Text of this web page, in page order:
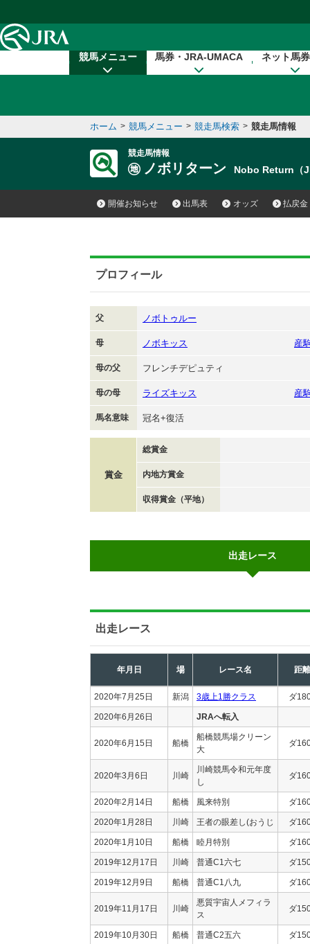
競馬メニュー 馬券・JRA-UMACA ネット馬
ホーム > 競馬メニュー > 競走馬検索 > 競走馬情報
競走馬情報
ノボリターン Nobo Return（
開催お知らせ 出馬表 オッズ 払戻金
プロフィール
父 ノボトゥルー
母 ノボキッス 産
母の父 フレンチデピュティ
母の母 ライズキッス 産
馬名意味 冠名+復活
賞金
総賞金
内地方賞金
収得賞金（平地）
出走レース
出走レース
年月日 場 レース名 距離
2020年7月25日 新潟 3歳上1勝クラス ダ
2020年6月26日 JRAへ転入
2020年6月15日 船橋
船橋競馬場クリーン
大
ダ
2020年3月6日 川崎
川崎競馬令和元年度
し
ダ
2020年2月14日 船橋 風来特別 ダ
2020年1月28日 川崎 王者の眼差し(おうじ ダ
2020年1月10日 船橋 睦月特別 ダ
2019年12月17日 川崎 普通C1六七 ダ
2019年12月9日 船橋 普通C1八九 ダ
2019年11月17日 川崎
悪質宇宙人メフィラ
ス
ダ
2019年10月30日 船橋 普通C2五六 ダ